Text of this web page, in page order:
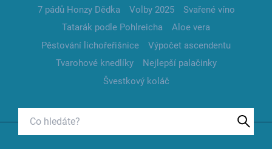
7 pádů Honzy Dědka
Volby 2025
Svařené víno
Tatarák podle Pohlreicha
Aloe vera
Pěstování lichořeřišnice
Výpočet ascendentu
Tvarohové knedlíky
Nejlepší palačinky
Švestkový koláč